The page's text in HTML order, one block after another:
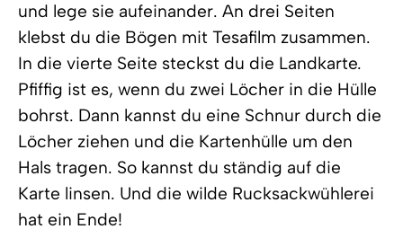
und lege sie aufeinander. An drei Seiten
klebst du die Bögen mit Tesafilm zusammen.
In die vierte Seite steckst du die Landkarte.
Pfiffig ist es, wenn du zwei Löcher in die Hülle
bohrst. Dann kannst du eine Schnur durch die
Löcher ziehen und die Kartenhülle um den
Hals tragen. So kannst du ständig auf die
Karte linsen. Und die wilde Rucksackwühlerei
hat ein Ende!